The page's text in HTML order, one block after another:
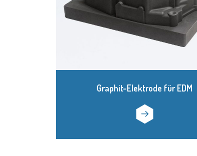
Graphit-Elektrode für EDM